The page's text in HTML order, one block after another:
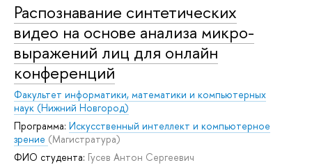
Распознавание синтетических
видео на основе анализа микро-
выражений лиц для онлайн
конференций
Факультет информатики, математики и компьютерных
наук (Нижний Новгород)
Программа: Искусственный интеллект и компьютерное
зрение (Магистратура)
ФИО студента: Гусев Антон Сергеевич